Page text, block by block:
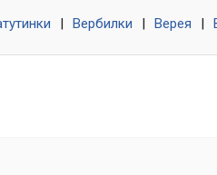
Вербилки Верея